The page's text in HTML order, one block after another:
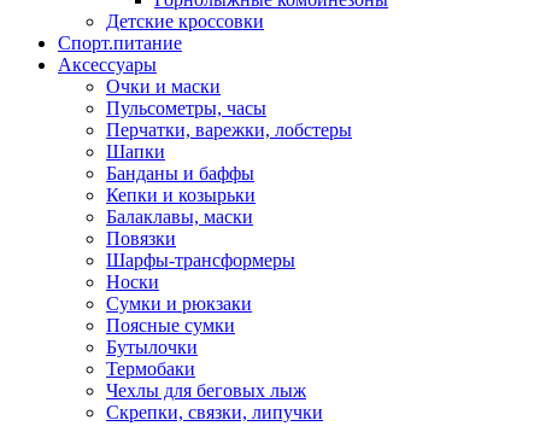
Детские кроссовки
Спорт.питание
Аксессуары
Очки и маски
Пульсометры, часы
Перчатки, варежки, лобстеры
Шапки
Банданы и баффы
Кепки и козырьки
Балаклавы, маски
Повязки
Шарфы-трансформеры
Носки
Сумки и рюкзаки
Поясные сумки
Бутылочки
Термобаки
Чехлы для беговых лыж
Скрепки, связки, липучки